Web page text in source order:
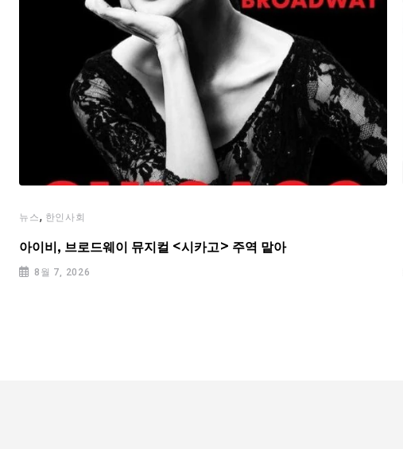
뉴스, 한인사회
아이비, 브로드웨이 뮤지컬 <시카고> 주역 맡아
8월 7, 2026